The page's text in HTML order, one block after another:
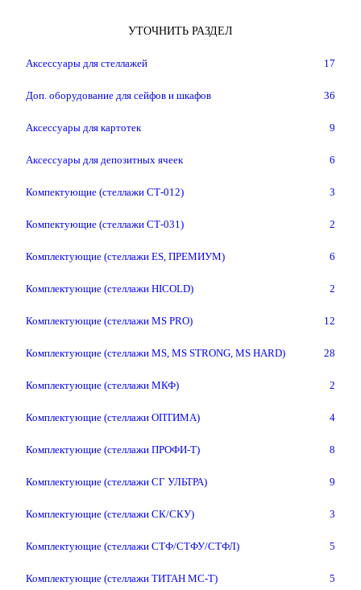
УТОЧНИТЬ РАЗДЕЛ
Аксессуары для стеллажей 17
Доп. оборудование для сейфов и шкафов 36
Аксессуары для картотек 9
Аксессуары для депозитных ячеек 6
Компектующие (стеллажи СТ-012) 3
Компектующие (стеллажи СТ-031) 2
Комплектующие (стеллажи ES, ПРЕМИУМ) 6
Комплектующие (стеллажи HICOLD) 2
Комплектующие (стеллажи MS PRO) 12
Комплектующие (стеллажи MS, MS STRONG, MS HARD) 28
Комплектующие (стеллажи МКФ) 2
Комплектующие (стеллажи ОПТИМА) 4
Комплектующие (стеллажи ПРОФИ-Т) 8
Комплектующие (стеллажи СГ УЛЬТРА) 9
Комплектующие (стеллажи СК/СКУ) 3
Комплектующие (стеллажи СТФ/СТФУ/СТФЛ) 5
Комплектующие (стеллажи ТИТАН МС-Т) 5